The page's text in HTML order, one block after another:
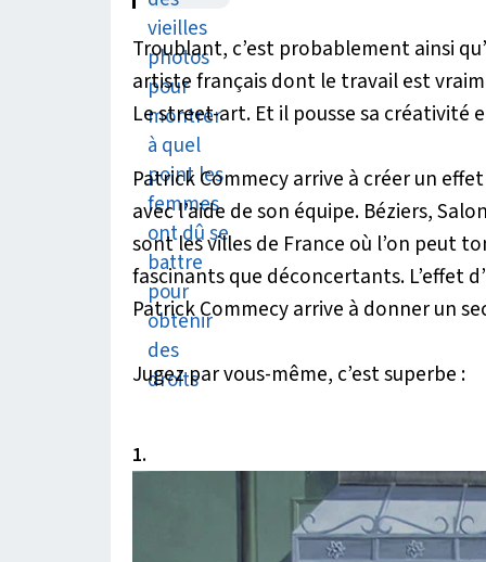
Troublant, c’est probablement ainsi
artiste français dont le travail est
Le street-art. Et il pousse sa créativité
Patrick Commecy arrive à créer un
avec l’aide de son équipe. Béziers,
sont les villes de France où l’on peut
fascinants que déconcertants. L’effet
Patrick Commecy arrive à donner un
Jugez par vous-même, c’est superbe :
1.